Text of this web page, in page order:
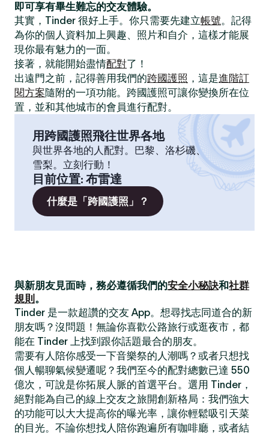
即可享有畢生難忘的交友體驗。
其實，Tinder 很好上手。你只需要先建立帳號。記得
為你的個人資料加上興趣、照片和自介，這樣才能展
現你最有魅力的一面。
接著，就能開始盡情配對了！
出遠門之前，記得善用我們的跨國護照 ，這是進階訂
閱方案隨附的一項功能。跨國護照可讓你變換所在位
置，並和其他城市的會員進行配對。
用跨國護照飛往世界各地
與世界各地的人配對。巴黎、洛杉磯、
雪梨。立刻行動！
目前位置: 布雷達
什麼是「跨國護照」？
與新朋友見面時，務必遵循我們的安全小秘訣和社群
規則 。
Tinder 是一款超讚的交友 App。想尋找志同道合的新
朋友嗎？沒問題！無論你喜歡公路旅行或逛夜市，都
能在 Tinder 上找到跟你話題最合的朋友。
需要有人陪你感受一下音樂祭的人潮嗎？或者只想找
個人暢聊氣候變遷呢？我們至今的配對總數已達 550
億次，可說是你拓展人脈的首選平台。選用 Tinder，
絕對能為自己的線上交友之旅開創新格局：我們強大
的功能可以大大提高你的曝光率，讓你輕鬆吸引天菜
的目光。不論你想找人陪你跑遍所有咖啡廳，或者結